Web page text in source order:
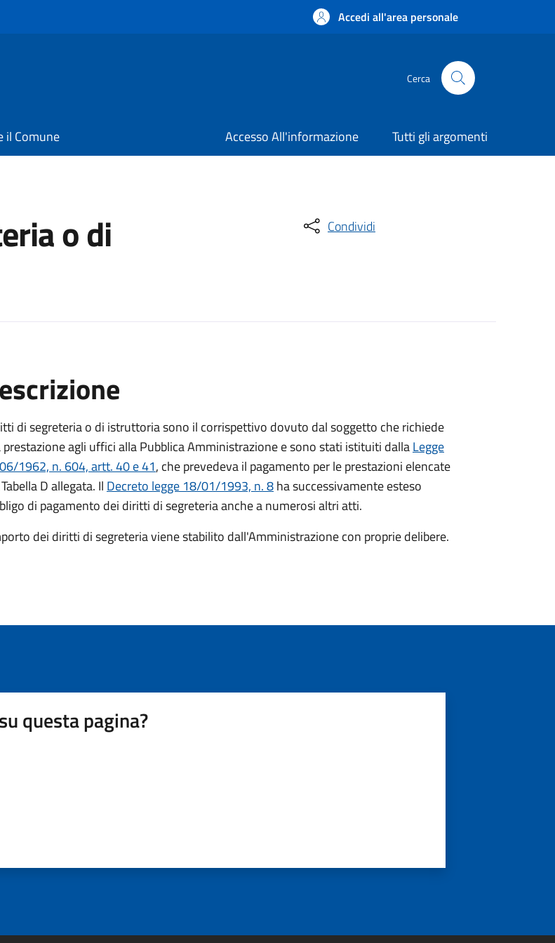
Accedi all'area personale
Cerca
il Comune Accesso All'informazione Tutti gli argomenti
o di Condividi
di segreteria o di istruttoria sono il corrispettivo dovuto dal soggetto che richiede
prestazione agli uffici alla Pubblica Amministrazione e sono stati istituiti dallaLegge
1962, n. 604, artt. 40 e 41, che prevedeva il pagamento per le prestazioni elencate
D allegata. Il Decreto legge 18/01/1993, n. 8ha successivamente esteso
di pagamento dei diritti di segreteria anche a numerosi altri atti.
dei diritti di segreteria viene stabilito dall'Amministrazione con proprie delibere.
questa pagina?